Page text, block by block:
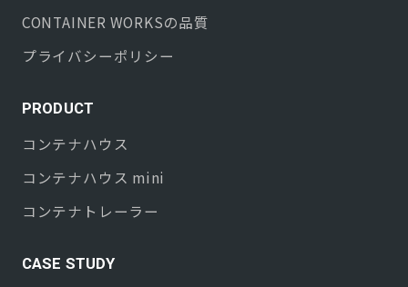
CONTAINER WORKSの品質
プライバシーポリシー
PRODUCT
コンテナハウス
コンテナハウス mini
コンテナトレーラー
CASE STUDY